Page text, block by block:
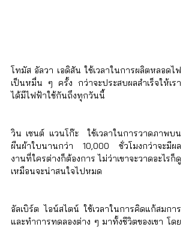
โทมัส อัลวา เอดิสัน ใช้เวลาในการผลิตหลอดไฟ
เป็นหมื่น ๆ ครั้ง กว่าจะประสบผลสำเร็จให้เรา
ได้มีไฟฟ้าใช้กันถึงทุกวันนี้
วิน เซนต์ แวนโก๊ะ  ใช้เวลาในการวาดภาพบน
ผืนผ้าใบนานกว่า 10,000 ชั่วโมงกว่าจะมีผล
งานที่ใครต่างก็ต้องการ ไม่ว่าเขาจะวาดอะไรก็ดู
เหมือนจะน่าสนใจไปหมด
อัลเบิร์ต ไอน์สไตน์ ใช้เวลาในการคิดแก้สมการ
และทำการทดลองต่าง ๆ มาทั้งชีวิตของเขา โดย